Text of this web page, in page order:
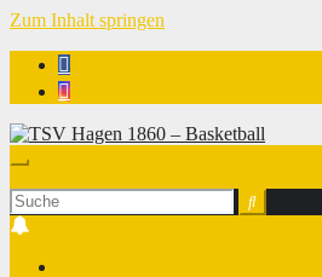
Zum Inhalt springen